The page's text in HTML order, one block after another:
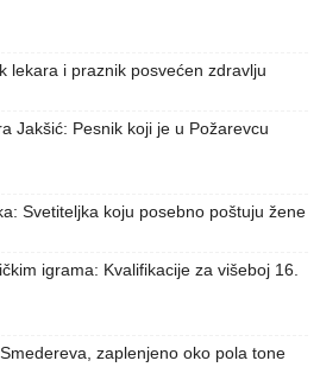
lekara i praznik posvećen zdravlju
Jakšić: Pesnik koji je u Požarevcu
Svetiteljka koju posebno poštuju žene
igrama: Kvalifikacije za višeboj 16.
zaplenjeno oko pola tone